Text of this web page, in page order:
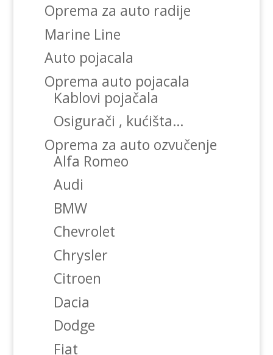
Oprema za auto radije
Marine Line
Auto pojacala
Oprema auto pojacala
Kablovi pojačala
Osigurači , kućišta…
Oprema za auto ozvučenje
Alfa Romeo
Audi
BMW
Chevrolet
Chrysler
Citroen
Dacia
Dodge
Fiat